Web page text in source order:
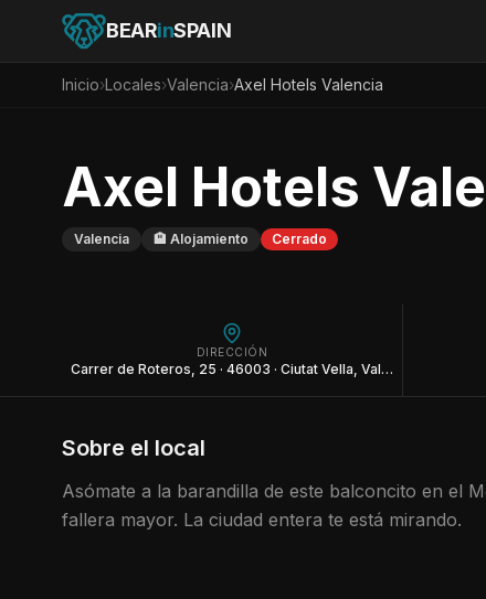
BEARinSPAIN
Inicio›Locales›Valencia›Axel Hotels Valencia
Axel Hotels
Valencia 🏨 Alojamiento Cerrado
DIRECCIÓN
Carrer de Roteros, 25 · 46003 · Ciutat Vella, Valencia
Sobre el local
Asómate a la barandilla de este balconcito en el
fallera mayor. La ciudad entera te está mirando.